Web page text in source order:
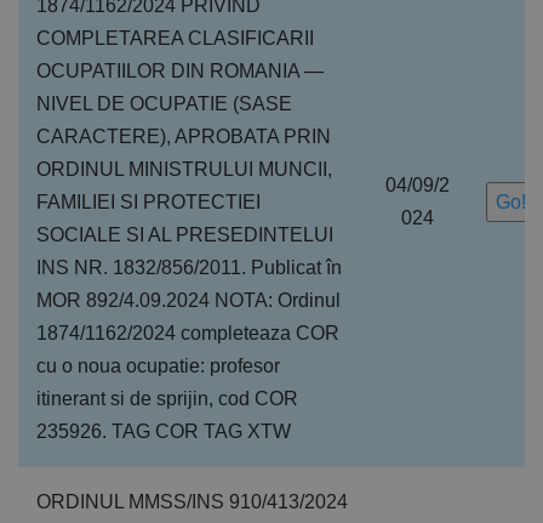
1874/1162/2024 PRIVIND
COMPLETAREA CLASIFICARII
OCUPATIILOR DIN ROMANIA —
NIVEL DE OCUPATIE (SASE
CARACTERE), APROBATA PRIN
ORDINUL MINISTRULUI MUNCII,
FAMILIEI SI PROTECTIEI
SOCIALE SI AL PRESEDINTELUI
INS NR. 1832/856/2011. Publicat în
MOR 892/4.09.2024 NOTA: Ordinul
1874/1162/2024 completeaza COR
cu o noua ocupatie: profesor
itinerant si de sprijin, cod COR
235926. TAG COR TAG XTW
04/09/2
024
Go!
ORDINUL MMSS/INS 910/413/2024